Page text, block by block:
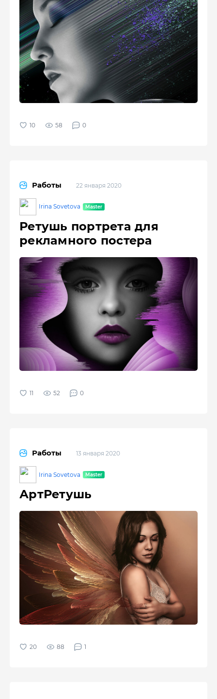
58 0
Работы 22 января 2020
Irina Sovetova
Ретушь портрета для
рекламного постера
52 0
Работы 13 января 2020
Irina Sovetova
АртРетушь
88 1